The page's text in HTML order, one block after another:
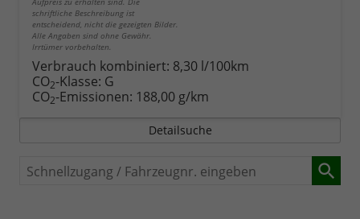
schriftliche Beschreibung ist
entscheidend, nicht die gezeigten Bilder.
Alle Angaben sind ohne Gewähr.
Irrtümer vorbehalten.
Verbrauch kombiniert: 8,30 l/100km
CO2-Klasse: G
CO2-Emissionen: 188,00 g/km
Detailsuche
Schnellzugang